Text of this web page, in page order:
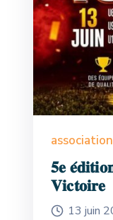
𝟓𝐞
𝐕𝐢𝐜𝐭𝐨𝐢𝐫𝐞
13 juin